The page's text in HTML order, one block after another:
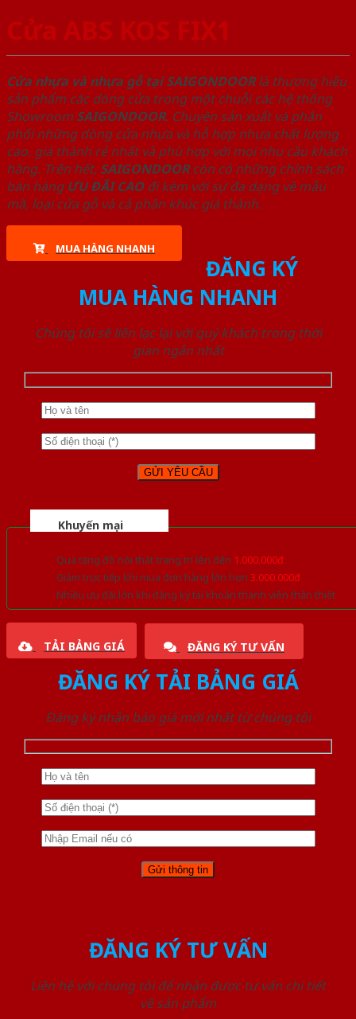
Cửa ABS KOS FIX1
Cửa nhựa và nhựa gỗ tại SAIGONDOORlà thương hiệu
sản phẩm các dòng cửa trong một chuỗi các hệ thống
Showroom SAIGONDOOR. Chuyên sản xuất và phân
phối những dòng cửa nhựa và hỗ hợp nhựa chất lượng
cao, giá thành rẻ nhất và phù hợp với mọi nhu cầu khách
hàng. Trên hết, SAIGONDOORcòn có những chính sách
bán hàng ƯU ĐÃI CAOđi kèm với sự đa dạng về mẫu
mã, loại cửa gỗ và cả phân khúc giá thành.
MUA HÀNG NHANH
ĐĂNG KÝ
MUA HÀNG NHANH
Chúng tôi sẽ liên lạc lại với quý khách trong thời
gian ngắn nhất
Khuyến mại
Quà tặng đồ nội thất trang trí lên đến 1.000.000đ
Giảm trực tiếp khi mua đơn hàng lớn hơn 3.000.000đ
Nhiều ưu đãi lớn khi đăng ký tài khoản thành viên thân thiết
TẢI BẢNG GIÁ ĐĂNG KÝ TƯ VẤN
ĐĂNG KÝ TẢI BẢNG GIÁ
Đăng ký nhận báo giá mới nhất từ chúng tôi
ĐĂNG KÝ TƯ VẤN
Liên hệ với chúng tôi để nhận được tư vấn chi tiết
về sản phẩm